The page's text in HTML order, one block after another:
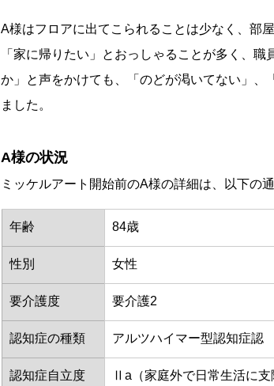
A様はフロアに出てこられることは少なく、部
「家に帰りたい」とおっしゃることが多く、
か」と声をかけても、「のどが渇いてない」
ました。
A様の状況
ミッケルアート開始前のA様の詳細は、以下の通
年齢 84歳
性別 女性
要介護度 要介護2
認知症の種類 アルツハイマー型認知症認
認知症⾃⽴度
Ⅱa（家庭外で日常生活に